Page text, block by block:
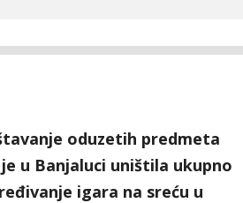
oduzetih predmeta
u Banjaluci uništila ukupno
igara na sreću u